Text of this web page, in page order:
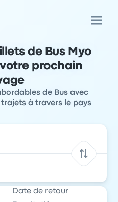
de Bus Myo
prochain
de Bus avec
trajets à travers le pays
Date de retour